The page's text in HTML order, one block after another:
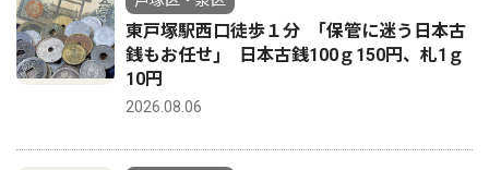
東戸塚駅西口徒歩１分 ｢保管に迷う日本古
銭もお任せ｣ 日本古銭100ｇ150円、札1ｇ
10円
2026.08.06